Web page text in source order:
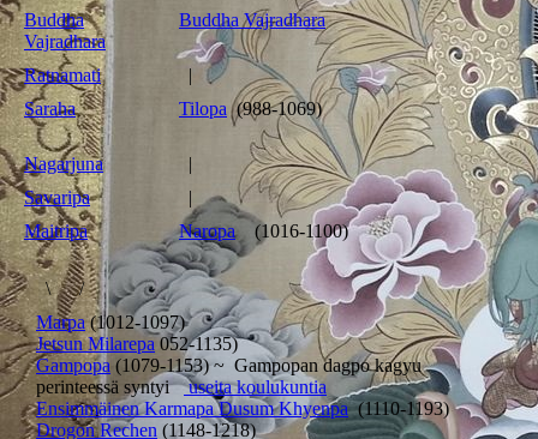
Buddha
Vajradhara
Buddha Vajradhara
Ratnamati
|
Saraha
Tilopa (988-1069)
Nagarjuna
|
Savaripa
|
Maitripa
Naropa(1016-1100)
\ /
Marpa(1012-1097)
Jetsun Milarepa052-1135)
Gampopa (1079-1153) ~ Gampopan dagpo kagyu
perinteessä syntyiuseita koulukuntia
Ensimmäinen Karmapa Dusum Khyenpa(1110-1193)
Drogon Rechen (1148-1218)